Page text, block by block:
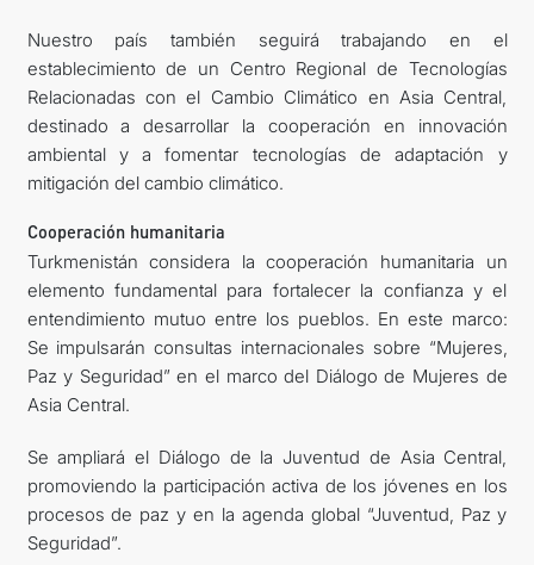
Nuestro país también seguirá trabajando en el
establecimiento de un Centro Regional de Tecnologías
Relacionadas con el Cambio Climático en Asia Central,
destinado a desarrollar la cooperación en innovación
ambiental y a fomentar tecnologías de adaptación y
mitigación del cambio climático.
Cooperación humanitaria
Turkmenistán considera la cooperación humanitaria un
elemento fundamental para fortalecer la confianza y el
entendimiento mutuo entre los pueblos. En este marco:
Se impulsarán consultas internacionales sobre “Mujeres,
Paz y Seguridad” en el marco del Diálogo de Mujeres de
Asia Central.
Se ampliará el Diálogo de la Juventud de Asia Central,
promoviendo la participación activa de los jóvenes en los
procesos de paz y en la agenda global “Juventud, Paz y
Seguridad”.